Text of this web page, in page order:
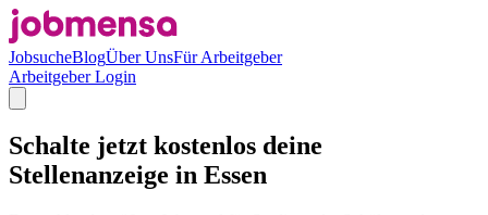
JobsucheBlogÜber UnsFür Arbeitgeber
Arbeitgeber Login
Schalte jetzt kostenlos deine
Stellenanzeige in Essen